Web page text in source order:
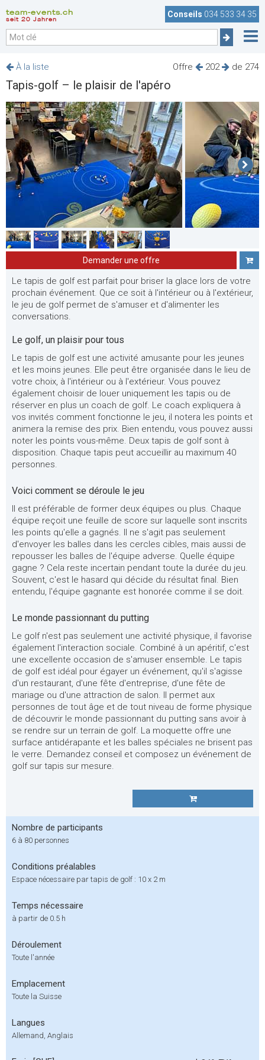
team-events.ch
seit 20 Jahren
Conseils 034 533 34 35
Offre 202 de 274
À la liste
Tapis-golf – le plaisir de l'apéro
Demander une offre
Le tapis de golf est parfait pour briser la glace lors de votre
prochain événement. Que ce soit à l'intérieur ou à l'extérieur,
le jeu de golf permet de s'amuser et d'alimenter les
conversations.
Le golf, un plaisir pour tous
Le tapis de golf est une activité amusante pour les jeunes
et les moins jeunes. Elle peut être organisée dans le lieu de
votre choix, à l'intérieur ou à l'extérieur. Vous pouvez
également choisir de louer uniquement les tapis ou de
réserver en plus un coach de golf. Le coach expliquera à
vos invités comment fonctionne le jeu, il notera les points et
animera la remise des prix. Bien entendu, vous pouvez aussi
noter les points vous-même. Deux tapis de golf sont à
disposition. Chaque tapis peut accueillir au maximum 40
personnes.
Voici comment se déroule le jeu
Il est préférable de former deux équipes ou plus. Chaque
équipe reçoit une feuille de score sur laquelle sont inscrits
les points qu'elle a gagnés. Il ne s'agit pas seulement
d'envoyer les balles dans les cercles cibles, mais aussi de
repousser les balles de l'équipe adverse. Quelle équipe
gagne ? Cela reste incertain pendant toute la durée du jeu.
Souvent, c'est le hasard qui décide du résultat final. Bien
entendu, l'équipe gagnante est honorée comme il se doit.
Le monde passionnant du putting
Le golf n'est pas seulement une activité physique, il favorise
également l'interaction sociale. Combiné à un apéritif, c'est
une excellente occasion de s'amuser ensemble. Le tapis
de golf est idéal pour égayer un événement, qu'il s'agisse
d'un restaurant, d'une fête d'entreprise, d'une fête de
mariage ou d'une attraction de salon. Il permet aux
personnes de tout âge et de tout niveau de forme physique
de découvrir le monde passionnant du putting sans avoir à
se rendre sur un terrain de golf. La moquette offre une
surface antidérapante et les balles spéciales ne brisent pas
le verre. Demandez conseil et composez un événement de
golf sur tapis sur mesure.
Nombre de participants
6 à 80 personnes
Conditions préalables
Espace nécessaire par tapis de golf : 10 x 2 m
Temps nécessaire
à partir de 0.5 h
Déroulement
Toute l'année
Emplacement
Toute la Suisse
Langues
Allemand, Anglais